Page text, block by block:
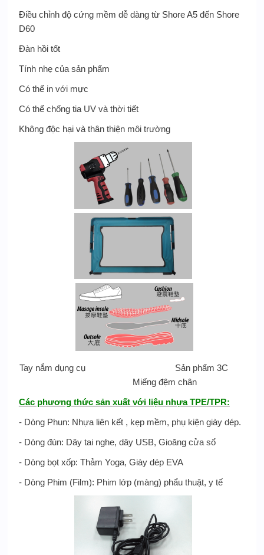
Điều chỉnh độ cứng mềm dễ dàng từ Shore A5 đến Shore
D60
Đàn hồi tốt
Tính nhẹ của sản phẩm
Có thể in với mực
Có thể chống tia UV và thời tiết
Không độc hại và thân thiện môi trường
Tay nắm dụng cụ Sản phẩm 3C
Miếng đệm chân
Các phương thức sản xuất với liệu nhựa TPE/TPR:
- Dòng Phun: Nhựa liên kết , kẹp mềm, phụ kiện giày dép.
- Dòng đùn: Dây tai nghe, dây USB, Gioăng cửa sổ
- Dòng bọt xốp: Thảm Yoga, Giày dép EVA
- Dòng Phim (Film): Phim lớp (màng) phẩu thuật, y tế